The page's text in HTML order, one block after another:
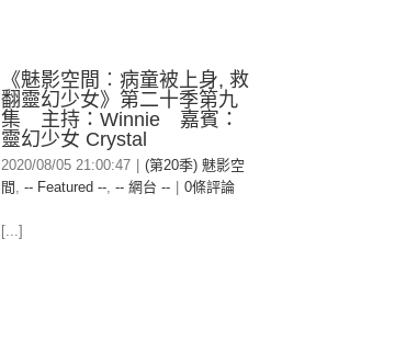
《魅影空間︰病童被上身, 救
翻靈幻少女》第二十季第九
集 主持：Winnie 嘉賓：
靈幻少女 Crystal
2020/08/05 21:00:47
(第20季) 魅影空
間 , -- Featured --, -- 網台 -- 0條評論
[...]